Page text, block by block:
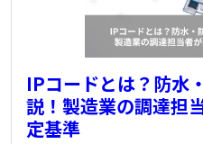
IPコードとは？防水
説！製造業の調達担
定基準